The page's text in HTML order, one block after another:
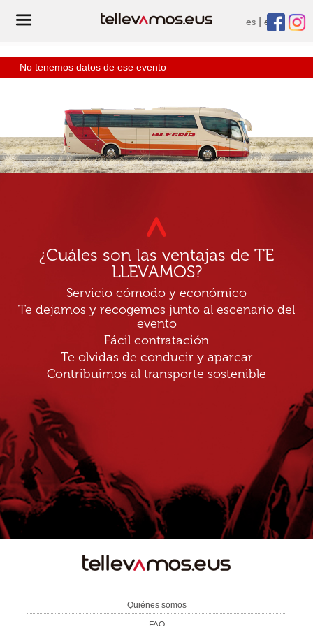
es eu
No tenemos datos de ese evento
¿Cuáles son las ventajas de TE
LLEVAMOS?
Servicio cómodo y económico
Te dejamos y recogemos junto al escenario del
evento
Fácil contratación
Te olvidas de conducir y aparcar
Contribuimos al transporte sostenible
Quiénes somos